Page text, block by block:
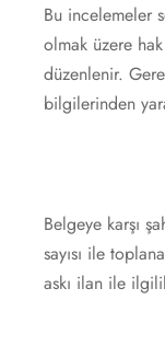
Bu incelemeler
olmak üzere
düzenlenir.
bilgilerinden
Belgeye karşı
sayısı ile
askı ilan ile